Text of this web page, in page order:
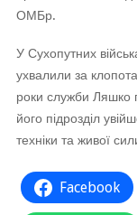
ОМБр.
У Сухопутних
ухвалили за
роки служби Ляшко
його підрозділ
техніки та живої
Facebook